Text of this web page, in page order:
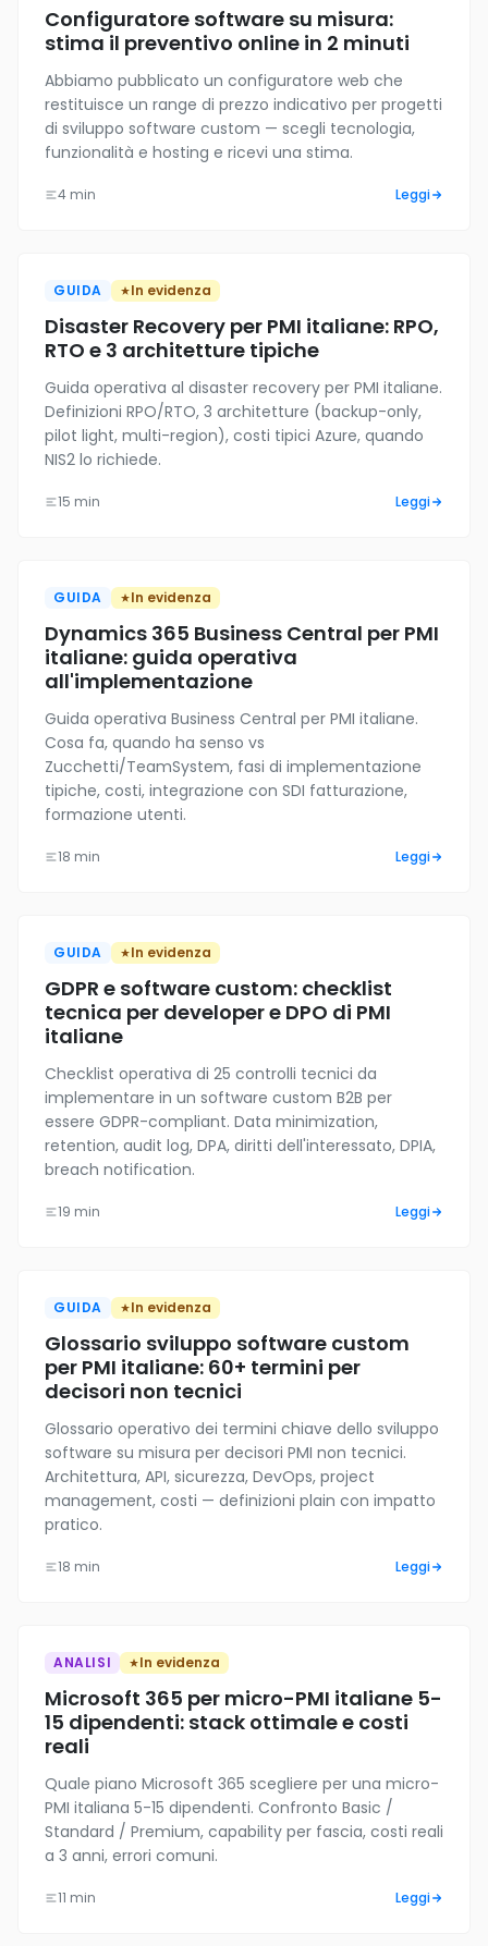
Configuratore software su misura:
stima il preventivo online in 2 minuti
Abbiamo pubblicato un configuratore web che
restituisce un range di prezzo indicativo per progetti
di sviluppo software custom — scegli tecnologia,
funzionalità e hosting e ricevi una stima.
4 min Leggi
GUIDA In evidenza
Disaster Recovery per PMI italiane: RPO,
RTO e 3 architetture tipiche
Guida operativa al disaster recovery per PMI italiane.
Definizioni RPO/RTO, 3 architetture (backup-only,
pilot light, multi-region), costi tipici Azure, quando
NIS2 lo richiede.
15 min Leggi
GUIDA In evidenza
Dynamics 365 Business Central per PMI
italiane: guida operativa
all'implementazione
Guida operativa Business Central per PMI italiane.
Cosa fa, quando ha senso vs
Zucchetti/TeamSystem, fasi di implementazione
tipiche, costi, integrazione con SDI fatturazione,
formazione utenti.
18 min Leggi
GUIDA In evidenza
GDPR e software custom: checklist
tecnica per developer e DPO di PMI
italiane
Checklist operativa di 25 controlli tecnici da
implementare in un software custom B2B per
essere GDPR-compliant. Data minimization,
retention, audit log, DPA, diritti dell'interessato, DPIA,
breach notification.
19 min Leggi
GUIDA In evidenza
Glossario sviluppo software custom
per PMI italiane: 60+ termini per
decisori non tecnici
Glossario operativo dei termini chiave dello sviluppo
software su misura per decisori PMI non tecnici.
Architettura, API, sicurezza, DevOps, project
management, costi — definizioni plain con impatto
pratico.
18 min Leggi
ANALISI In evidenza
Microsoft 365 per micro-PMI italiane 5-
15 dipendenti: stack ottimale e costi
reali
Quale piano Microsoft 365 scegliere per una micro-
PMI italiana 5-15 dipendenti. Confronto Basic /
Standard / Premium, capability per fascia, costi reali
a 3 anni, errori comuni.
11 min Leggi